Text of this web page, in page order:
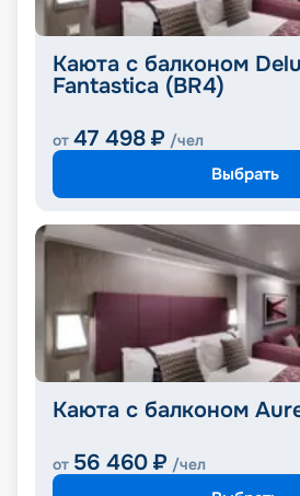
Каюта с балконом
Fantastica (BR4)
от 47 498 ₽ /чел
Выбрать
Каюта с балконом
от 56 460 ₽ /чел